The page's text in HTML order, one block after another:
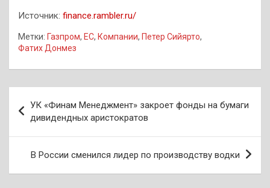
Источник: finance.rambler.ru/
Метки: Газпром, ЕС, Компании, Петер Сийярто,
Фатих Донмез
по
записям
УК «Финам Менеджмент» закроет фонды на бумаги
дивидендных аристократов
В России сменился лидер по производству водки